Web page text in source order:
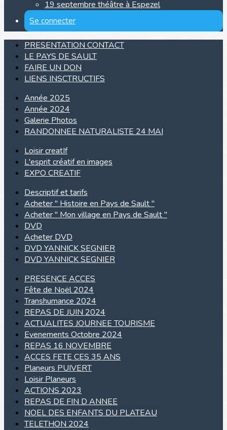
19 septembre théâtre à Espezel
Se connecter
PRESENTATION CONTACT
LE PAYS DE SAULT
FAIRE UN DON
LIENS INSCTRUCTIFS
Année 2025
Année 2024
Galerie Photos
RANDONNEE NATURALISTE 24 MAI
Loisir creatIf
L'esprit créatif en images
EXPO CREATIF
Descriptif et tarifs
Acheter " Histoire en Pays de Sault "
Acheter " Mon village en Pays de Sault "
DVD
Acheter DVD
DVD YANNICK SEGNIER
DVD YANNICK SEGNIER
PRESENCE ACCES
Fête de Noël 2024
Transhumance 2024
REPAS DE JUIN 2024
ACTUALITES JOURNEE TOURISME
Evenements Octobre 2024
REPAS 16 NOVEMBRE
ACCES FETE CES 35 ANS
Planeurs PUIVERT
Loisir Planeurs
ACTIONS 2023
REPAS DE FIN D ANNEE
NOEL DES ENFANTS DU PLATEAU
TELETHON 2024